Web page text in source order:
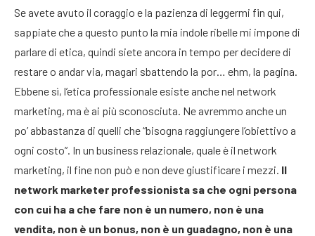
Se avete avuto il coraggio e la pazienza di leggermi fin qui,
sappiate che a questo punto la mia indole ribelle mi impone di
parlare di etica, quindi siete ancora in tempo per decidere di
restare o andar via, magari sbattendo la por… ehm, la pagina.
Ebbene sì, l’etica professionale esiste anche nel network
marketing, ma è ai più sconosciuta. Ne avremmo anche un
po’ abbastanza di quelli che “bisogna raggiungere l’obiettivo a
ogni costo”. In un business relazionale, quale è il network
marketing, il fine non può e non deve giustificare i mezzi. Il
network marketer professionista sa che ogni persona
con cui ha a che fare non è un numero, non è una
vendita, non è un bonus, non è un guadagno, non è una